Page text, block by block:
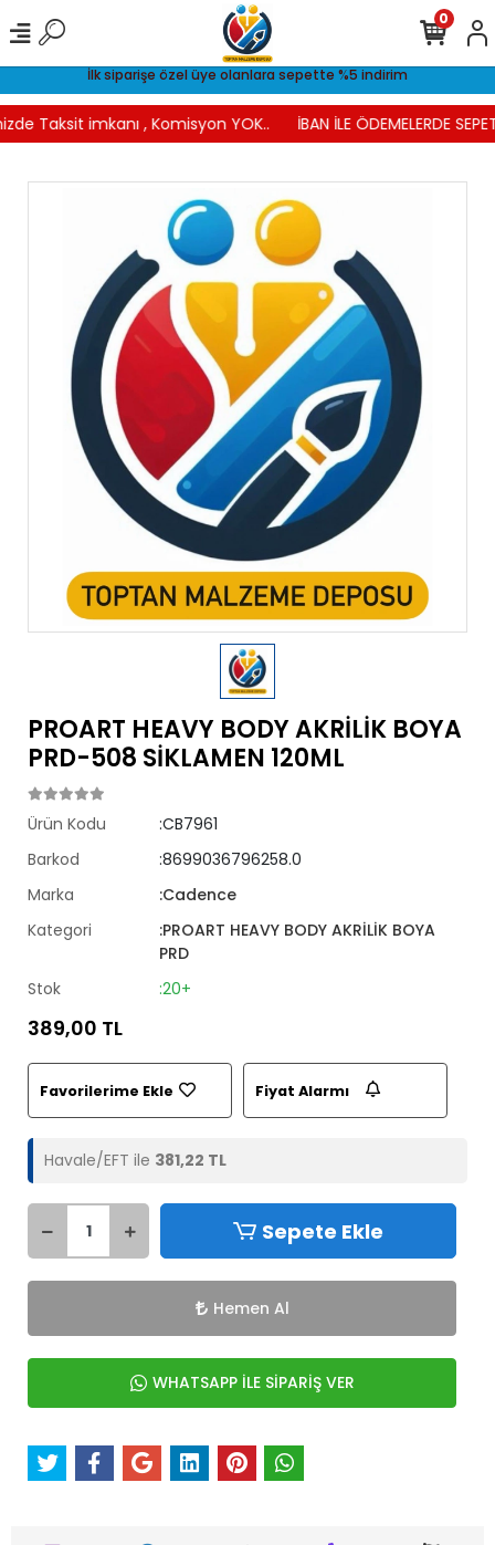
İlk siparişe özel üye olanlara sepette %5 indirim
Taksit imkanı , Komisyon YOK.. İBAN İLE ÖDEMELERDE
0
PROART HEAVY BODY AKRİLİK BOYA
PRD-508 SİKLAMEN 120ML
Ürün Kodu
:CB7961
Barkod
:8699036796258.0
Marka
:Cadence
Kategori
:PROART HEAVY BODY AKRİLİK BOYA
PRD
Stok
:20+
389,00 TL
Favorilerime Ekle Fiyat Alarmı
Havale/EFT ile 381,22 TL
Sepete Ekle
Hemen Al
WHATSAPP İLE SİPARİŞ VER